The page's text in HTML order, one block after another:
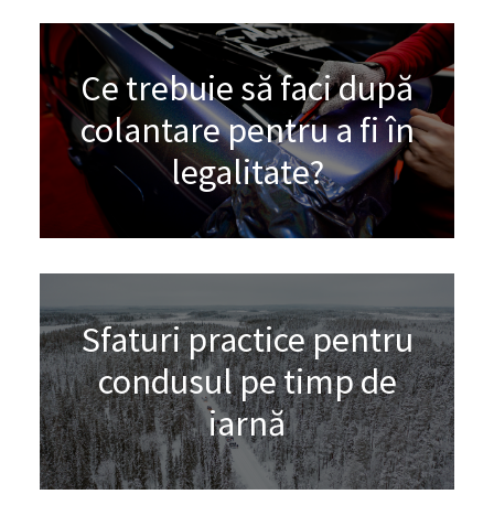
Ce trebuie să faci după
colantare pentru a fi în
legalitate?
Sfaturi practice pentru
condusul pe timp de
iarnă